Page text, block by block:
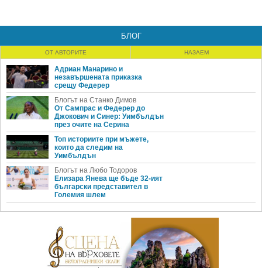
БЛОГ
ОТ АВТОРИТЕ НАЗАЕМ
Адриан Манарино и
незавършената приказка
срещу Федерер
Блогът на Станко Димов
От Сампрас и Федерер до
Джокович и Синер: Уимбълдън
през очите на Серина
Топ историите при мъжете,
които да следим на
Уимбълдън
Блогът на Любо Тодоров
Елизара Янева ще бъде 32-ият
български представител в
Големия шлем